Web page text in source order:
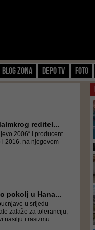
Blog zona Depo TV FOTO
reditel...
2006“ i producent
2016. na njegovom
pokolj u Hana...
u srijedu
zalaže za toleranciju,
nasilju i rasizmu